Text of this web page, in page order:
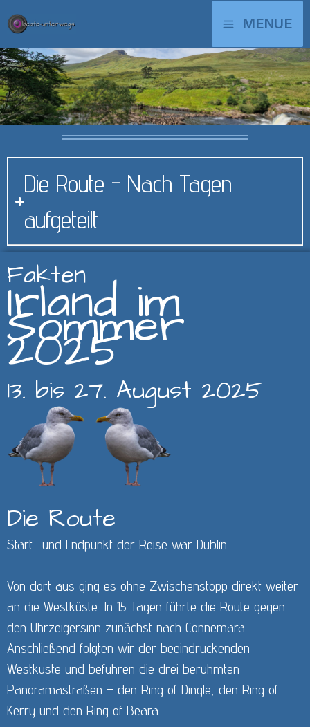
Zum
Inhalt
springen
MAIN
MENU
MENUE
Die Route - Nach Tagen
aufgeteilt
Fakten
Irland im
Sommer
2025
13. bis 27. August 2025
Die Route
Start- und Endpunkt der Reise war Dublin.
Von dort aus ging es ohne Zwischenstopp direkt weiter
an die Westküste. In 15 Tagen führte die Route gegen
den Uhrzeigersinn zunächst nach Connemara.
Anschließend folgten wir der beeindruckenden
Westküste und befuhren die drei berühmten
Panoramastraßen – den Ring of Dingle, den Ring of
Kerry und den Ring of Beara.